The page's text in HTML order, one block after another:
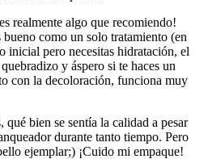
realmente algo que recomiendo!
como un solo tratamiento (en
inicial pero necesitas hidratación, el
y áspero si te haces un
con la decoloración, funciona muy
bien se sentía la calidad a pesar
durante tanto tiempo. Pero
ejemplar;) ¡Cuido mi empaque!